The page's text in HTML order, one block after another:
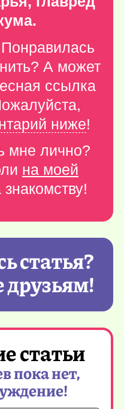
А может
ссылка
ниже!
мне лично?
на моей
статья?
статьи
пока нет,